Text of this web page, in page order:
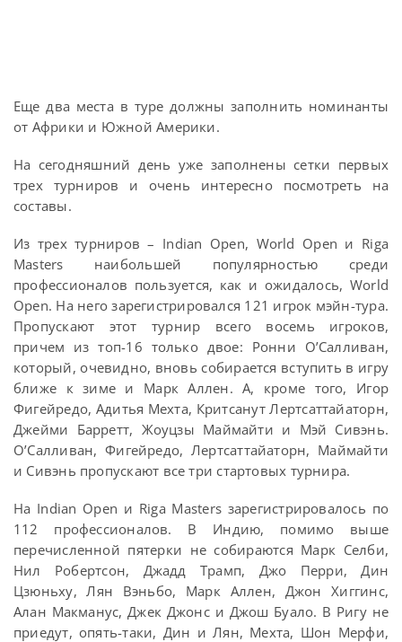
Еще два места в туре должны заполнить номинанты
от Африки и Южной Америки.
На сегодняшний день уже заполнены сетки первых
трех турниров и очень интересно посмотреть на
составы.
Из трех турниров – Indian Open, World Open и Riga
Masters наибольшей популярностью среди
профессионалов пользуется, как и ожидалось, World
Open. На него зарегистрировался 121 игрок мэйн-тура.
Пропускают этот турнир всего восемь игроков,
причем из топ-16 только двое: Ронни О’Салливан,
который, очевидно, вновь собирается вступить в игру
ближе к зиме и Марк Аллен. А, кроме того, Игор
Фигейредо, Адитья Мехта, Критсанут Лертсаттайаторн,
Джейми Барретт, Жоуцзы Маймайти и Мэй Сивэнь.
О’Салливан, Фигейредо, Лертсаттайаторн, Маймайти
и Сивэнь пропускают все три стартовых турнира.
На Indian Open и Riga Masters зарегистрировалось по
112 профессионалов. В Индию, помимо выше
перечисленной пятерки не собираются Марк Селби,
Нил Робертсон, Джадд Трамп, Джо Перри, Дин
Цзюньху, Лян Вэньбо, Марк Аллен, Джон Хиггинс,
Алан Макманус, Джек Джонс и Джош Буало. В Ригу не
приедут, опять-таки, Дин и Лян, Мехта, Шон Мерфи,